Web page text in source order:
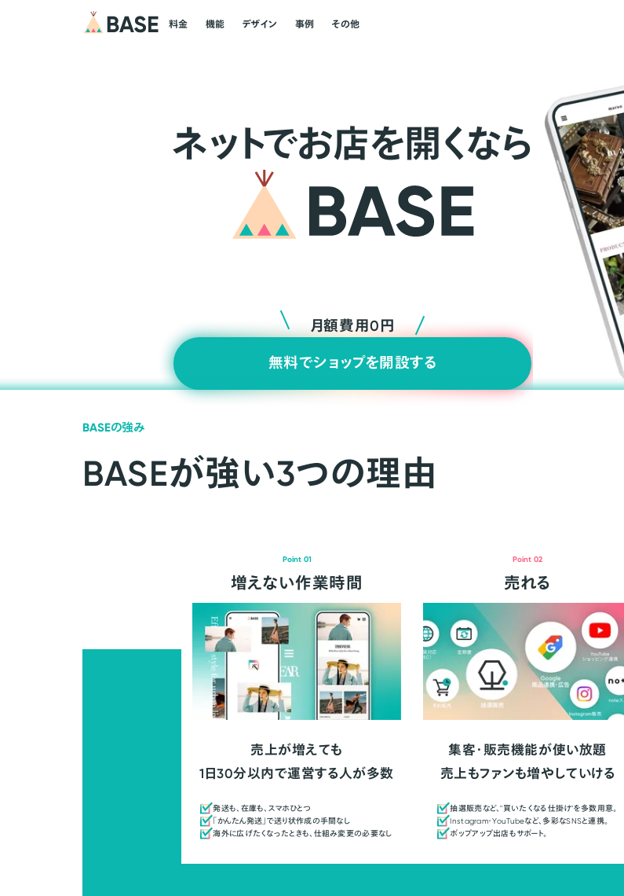
料金 機能 デザイン 事例 その他
ネッ トでお店を開くなら
月額費用0円
無料でショップを開設する
BASEの強み
BASEが強い3つの理由
Point 01
増えない作業時間
売上が増えても
1日30分以内で運営する人が多数
発送も、在庫も、スマホひとつ
「かんたん発送」で送り状作成の手間なし
海外に広げたくなったときも、仕組み変更の必要なし
Point 02
売れる
集客・販売機能が使い放題
売上もファンも増やしていける
抽選販売など、"買いたくなる仕掛け"を多数用意。
Instagram・YouTubeなど、多彩なSNSと連携。
ポップアップ出店もサポート。